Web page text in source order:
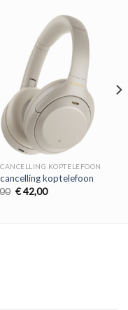
KOPTELEFOON
koptelefoon
Oorspronkelijke
€42,00Huidige